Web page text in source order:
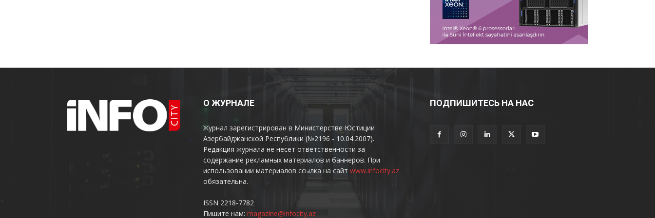
О ЖУРНАЛЕ
Журнал зарегистрирован в Министерстве Юстиции
Азербайджанской Республики (№2196 - 10.04.2007).
Редакция журнала не несет ответственности за
содержание рекламных материалов и баннеров. При
использовании материалов ссылка на сайт www.infocity.az
обязательна.
ISSN 2218-7782
Пишите нам: magazine@infocity.az
ПОДПИШИТЕСЬ НА НАС